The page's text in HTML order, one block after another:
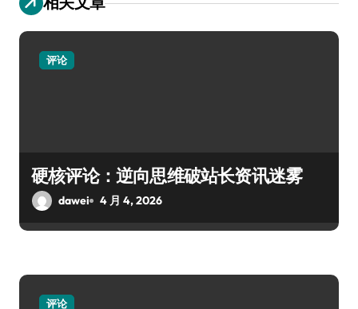
评论
硬核评论：逆向思维破站长资讯迷雾
dawei 4 月 4, 2026
评论